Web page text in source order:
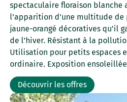
spectaculaire floraison blanche
l’apparition d’une multitude
jaune-orangé décoratives qu’il
de l’hiver. Résistant à la
Utilisation pour petits espaces
ordinaire. Exposition
Découvrir les offres